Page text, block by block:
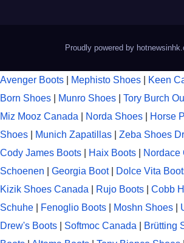
Proudly powered by
Avenger Boots Mephisto Shoes Keen
Born Shoes
Munro Shoes Tory Burch
Miz Mooz Canada
Norda Shoes Horse
Shoes
Munich Zapatillas Zeba Shoes
Cody James Boots
Haix Boots Nordace
Schoenen
Georgia Boot| Dolce Vita
Kizik Shoes Canada
Rujo Boots Cobb
Schuhe
Fenoglio Boots Moshn Shoes
Drew's Boots
Softmoc Canada Brütting